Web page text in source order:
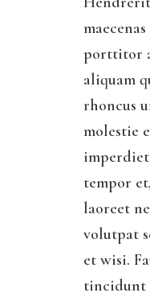
porttitor
aliquam
rhoncus
molestie
tempor
laoreet
volutpat
et wisi.
tincidunt